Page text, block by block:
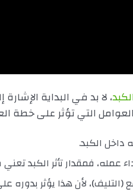
، لا بد في البداية
التي تؤثر على خطة
الكبد.
عمله، فمقدار تأثر الكبد
(التليف)، لأن هذا يؤثر بدوره